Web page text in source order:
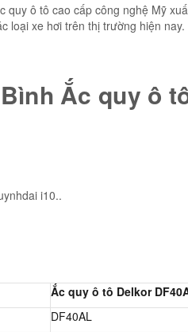
quy ô tô cao cấp công nghệ Mỹ
loại xe hơi trên thị trường hiện
Ắc quy ô
i10..
Ắc quy ô tô Delkor
DF40AL